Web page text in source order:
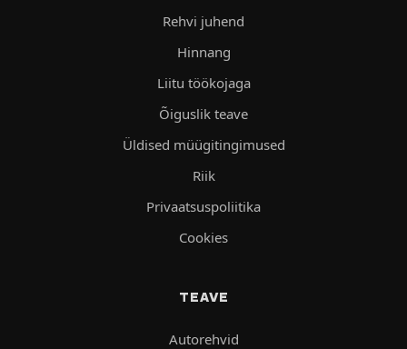
Rehvi juhend
Hinnang
Liitu töökojaga
Õiguslik teave
Üldised müügitingimused
Riik
Privaatsuspoliitika
Cookies
TEAVE
Autorehvid